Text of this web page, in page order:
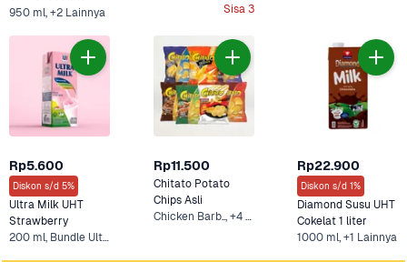
950 ml, +2 Lainnya
Sisa 3
Rp5.600
Diskon s/d 5%
Ultra Milk UHT
Strawberry
200 ml, Bundle Ultra Milk UHT Strawberry 5 pcs x 200 ml
Rp11.500
Chitato Potato
Chips Asli
Chicken Barb.., +4 Lainnya
Rp22.900
Diskon s/d 1%
Diamond Susu UHT
Cokelat 1 liter
1000 ml, +1 Lainnya